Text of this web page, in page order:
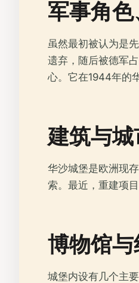
军事角
虽然最初被认为是
遗弃，随后被德军
心。它在1944年的
建筑与
华沙城堡是欧洲现
索。最近，重建项
博物馆
城堡内设有几个主要